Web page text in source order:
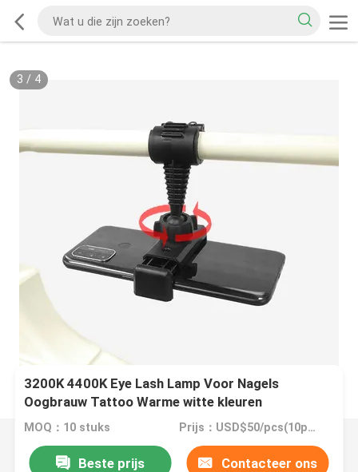
3 / 4
3200K 4400K Eye Lash Lamp Voor Nagels
Oogbrauw Tattoo Warme witte kleuren
MOQ：10 stuks Prijs：USD$50/pcs(10pcs), $47.2(100pcs), $45(300pcs)
Beste prijs Contacteer ons